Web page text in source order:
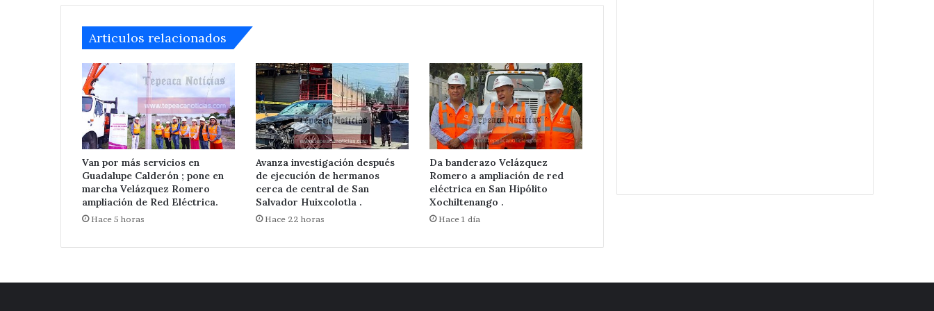
Articulos relacionados
Van por más servicios en
Guadalupe Calderón ; pone en
marcha Velázquez Romero
ampliación de Red Eléctrica.
Hace 5 horas
Avanza investigación después
de ejecución de hermanos
cerca de central de San
Salvador Huixcolotla .
Hace 22 horas
Da banderazo Velázquez
Romero a ampliación de red
eléctrica en San Hipólito
Xochiltenango .
Hace 1 día
Red